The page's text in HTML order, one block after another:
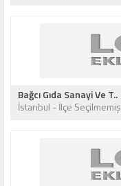
Bağcı Gıda Sanayi Ve T..
İstanbul - İlçe Seçilmemiş